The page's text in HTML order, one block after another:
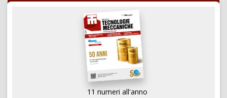
11 numeri all'anno